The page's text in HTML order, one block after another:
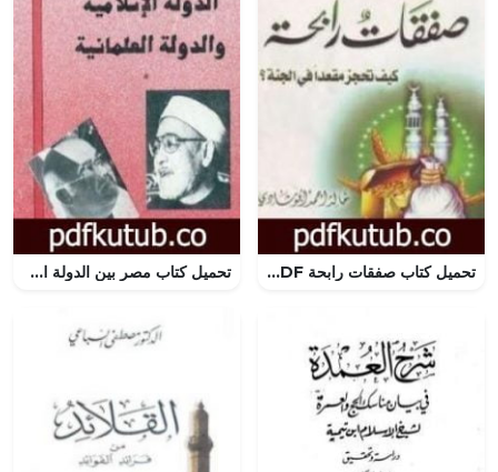
تحميل كتاب صفقات رابحة PDF تأليف خالد أبو شادي مجانا [كامل] تحميل كتاب مصر بين الدولة الإسلامية و الدولة العلمانية PDF تأليف محمد الغزالي مجانا [كامل]